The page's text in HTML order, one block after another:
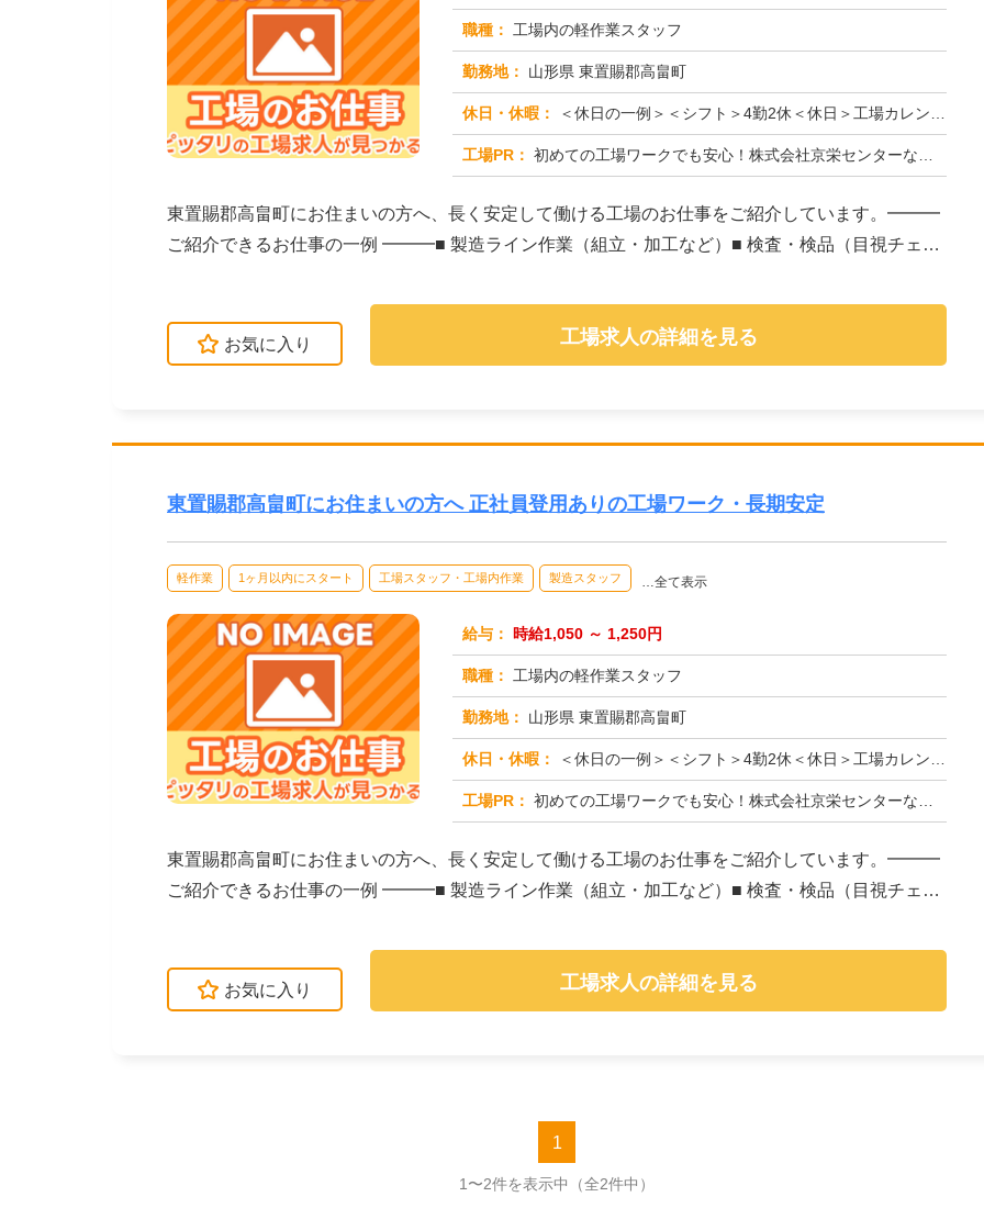
職種： 工場内の軽作業スタッフ
勤務地： 山形県 東置賜郡高畠町
休日・休暇： ＜休日の一例＞＜シフト＞4勤2休＜休日＞工場カレンダーによる★長期休暇あり★有給休暇あり※配属先により休日・勤務形...
工場PR： 初めての工場ワークでも安心！株式会社京栄センターなら、全国各地の豊富なお仕事の中から、あなたにぴったりの環境が見つ...
東置賜郡高畠町にお住まいの方へ、長く安定して働ける工場のお仕事をご紹介しています。━━━
ご紹介できるお仕事の一例 ━━━■ 製造ライン作業（組立・加工など）■ 検査・検品（目視チェッ
お気に入り 工場求人の詳細を見る
東置賜郡高畠町にお住まいの方へ 正社員登用ありの工場ワーク・長期安定
軽作業 1ヶ月以内にスタート 工場スタッフ・工場内作業 製造スタッフ …全て表示
給与： 時給1,050 ～ 1,250円
職種： 工場内の軽作業スタッフ
勤務地： 山形県 東置賜郡高畠町
休日・休暇： ＜休日の一例＞＜シフト＞4勤2休＜休日＞工場カレンダーによる★長期休暇あり★有給休暇あり※配属先により休日・勤務形...
工場PR： 初めての工場ワークでも安心！株式会社京栄センターなら、全国各地の豊富なお仕事の中から、あなたにぴったりの環境が見つ...
東置賜郡高畠町にお住まいの方へ、長く安定して働ける工場のお仕事をご紹介しています。━━━
ご紹介できるお仕事の一例 ━━━■ 製造ライン作業（組立・加工など）■ 検査・検品（目視チェッ
お気に入り 工場求人の詳細を見る
1
1〜2件を表示中 （全2件中）